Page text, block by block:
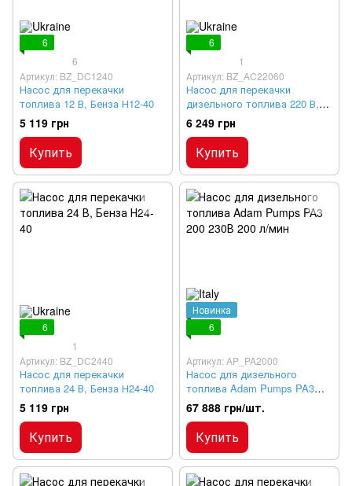
6
6
Артикул: BZ_DC1240
Насос для перекачки
топлива 12 В, Бенза Н12-40
5 119 грн
Купить
6
1
Артикул: BZ_AC22060
Насос для перекачки
дизельного топлива 220 В,
БЕНЗА Н220-60
6 249 грн
Купить
6
1
Артикул: BZ_DC2440
Насос для перекачки
топлива 24 В, Бенза Н24-40
5 119 грн
Купить
Новинка
6
Артикул: AP_PA2000
Насос для дизельного
топлива Adam Pumps PA3
200 230В 200 л/мин
67 888 грн/шт.
Купить